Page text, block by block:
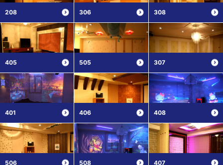
208 306 308
405 505 307
401 406 408
506 508 407